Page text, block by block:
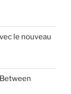
le nouveau